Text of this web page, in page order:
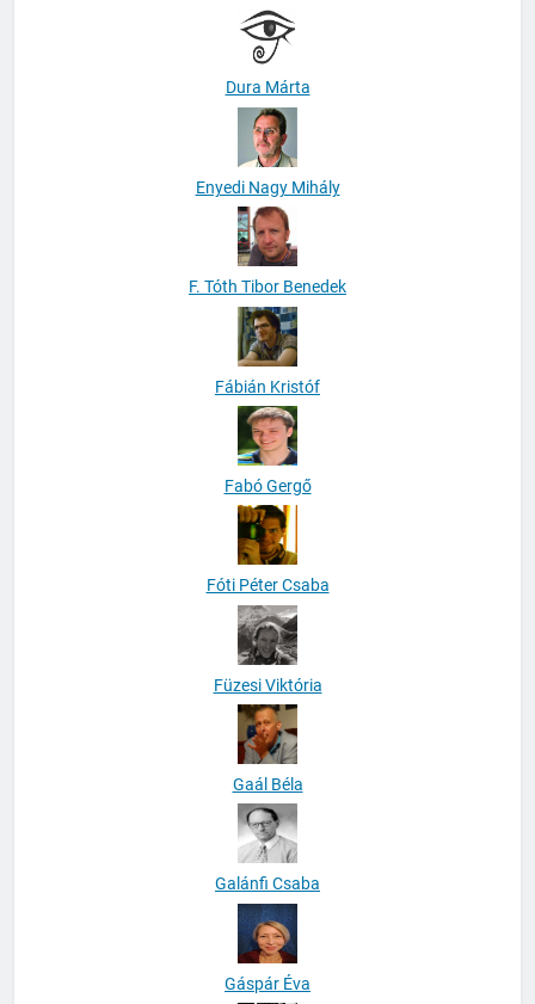
Dura Márta
Enyedi Nagy Mihály
F. Tóth Tibor Benedek
Fábián Kristóf
Fabó Gergő
Fóti Péter Csaba
Füzesi Viktória
Gaál Béla
Galánfi Csaba
Gáspár Éva